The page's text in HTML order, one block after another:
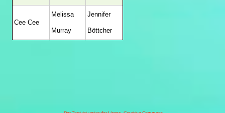
Cee Cee
Melissa
Murray
Jennifer
Böttcher